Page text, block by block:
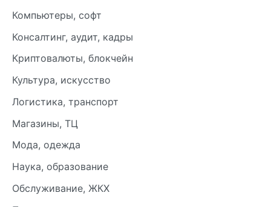
Компьютеры, софт
Консалтинг, аудит, кадры
Криптовалюты, блокчейн
Культура, искусство
Логистика, транспорт
Магазины, ТЦ
Мода, одежда
Наука, образование
Обслуживание, ЖКХ